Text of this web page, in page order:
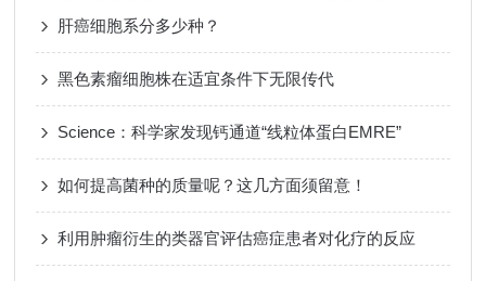
肝癌细胞系分多少种？
黑色素瘤细胞株在适宜条件下无限传代
Science：科学家发现钙通道“线粒体蛋白EMRE”
如何提高菌种的质量呢？这几方面须留意！
利用肿瘤衍生的类器官评估癌症患者对化疗的反应